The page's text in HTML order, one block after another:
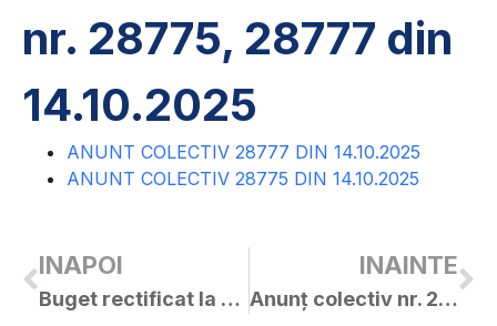
nr. 28775, 28777 din
14.10.2025
ANUNT COLECTIV 28777 DIN 14.10.2025
ANUNT COLECTIV 28775 DIN 14.10.2025
INAPOI
Buget rectificat la 08.10.2025
INAINTE
Anunț colectiv nr. 28895 din 15.10.2025